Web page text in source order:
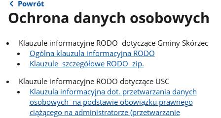
Powrót
Ochrona danych osobowych
Klauzule informacyjne RODO dotyczące Gminy Skórzec
Ogólna klauzula informacyjna RODO
Klauzule szczegółowe RODO zip.
Klauzule informacyjne RODO dotyczące USC
Klauzula informacyjna dot. przetwarzania danych
osobowych na podstawie obowiązku prawnego
ciążącego na administratorze (przetwarzanie